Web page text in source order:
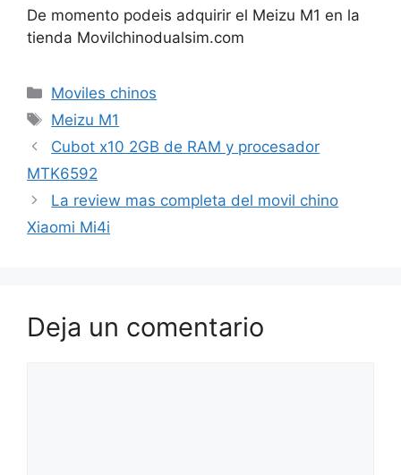
De momento podeis adquirir el Meizu M1 en la
tienda Movilchinodualsim.com
Categorías
Moviles chinos
Etiquetas
Meizu M1
Cubot x10 2GB de RAM y procesador
MTK6592
La review mas completa del movil chino
Xiaomi Mi4i
Deja un comentario